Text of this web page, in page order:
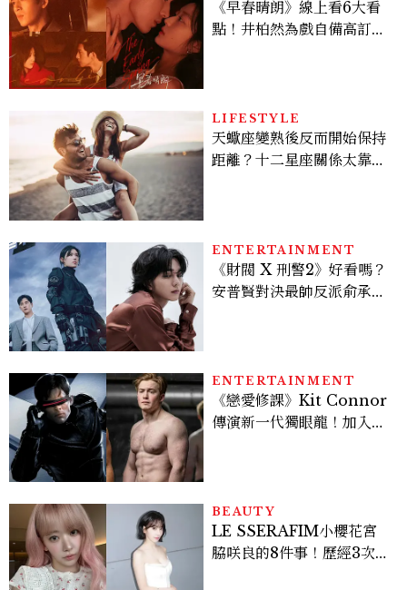
《早春晴朗》線上看6大看
點！井柏然為戲自備高訂，
LIFESTYLE
天蠍座變熟後反而開始保持
距離？十二星座關係太靠近
ENTERTAINMENT
《財閥 X 刑警2》好看嗎？
安普賢對決最帥反派俞承
多大？
ENTERTAINMENT
《戀愛修課》Kit Connor
傳演新一代獨眼龍！加入新
BEAUTY
LE SSERAFIM小櫻花宮
脇咲良的8件事！歷經3次出